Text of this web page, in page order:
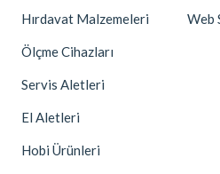
Hırdavat Malzemeleri
Ölçme Cihazları
Servis Aletleri
El Aletleri
Hobi Ürünleri
Web